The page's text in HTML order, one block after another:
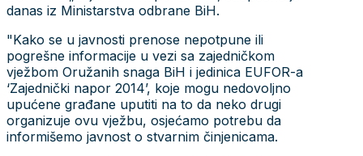
danas iz Ministarstva odbrane BiH.
"Kako se u javnosti prenose nepotpune ili
pogrešne informacije u vezi sa zajedničkom
vježbom Oružanih snaga BiH i jedinica EUFOR-a
‘Zajednički napor 2014’, koje mogu nedovoljno
upućene građane uputiti na to da neko drugi
organizuje ovu vježbu, osjećamo potrebu da
informišemo javnost o stvarnim činjenicama.